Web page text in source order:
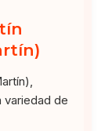
variedad de